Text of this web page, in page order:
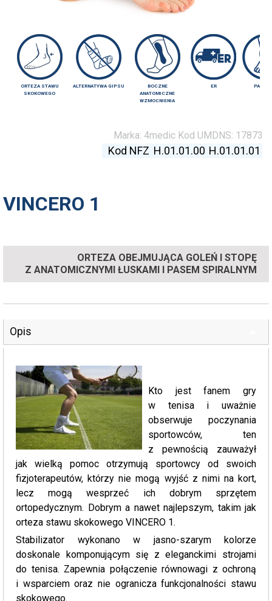
ORTEZA STAWU
SKOKOWEGO
ALTERNATYWA GIPSU
BOCZNE
ANATOMICZNE
WZMOCNIENIA
ER PAS
Marka: 4medic Kod UMDNS: 17873
Kod NFZ H.01.01.00 H.01.01.01
VINCERO 1
ORTEZA OBEJMUJĄCA GOLEŃ I STOPĘ
Z ANATOMICZNYMI ŁUSKAMI I PASEM SPIRALNYM
Opis
Kto jest fanem gry
w tenisa i uważnie
obserwuje poczynania
sportowców, ten
z pewnością zauważył
jak wielką pomoc otrzymują sportowcy od swoich
fizjoterapeutów, którzy nie mogą wyjść z nimi na kort,
lecz mogą wesprzeć ich dobrym sprzętem
ortopedycznym. Dobrym a nawet najlepszym, takim jak
orteza stawu skokowego VINCERO 1.
Stabilizator wykonano w jasno-szarym kolorze
doskonale komponującym się z eleganckimi strojami
do tenisa. Zapewnia połączenie równowagi z ochroną
i wsparciem oraz nie ogranicza funkcjonalności stawu
skokowego.